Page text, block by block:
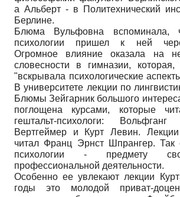
а Альберт - в Политехнический
Берлине.
Блюма Вульфовна вспоминала,
психологии пришел к ней
Огромное влияние оказала на
словесности в гимназии,
"вскрывала психологические
В университете лекции по
Блюмы Зейгарник большого
поглощена курсами, которые
гештальт-психологи:
Вертгеймер и Курт Левин. Лекции
читал Франц Эрнст Шпрангер. Так
психологии - предмету
профессиональной деятельности.
Особенно ее увлекают лекции
годы это молодой приват-